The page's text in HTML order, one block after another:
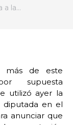
a la…
más de este
supuesta
utilizó ayer la
diputada en el
anunciar que